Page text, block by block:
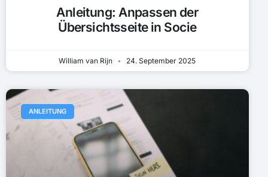
Anleitung: Anpassen der
Übersichtsseite in Socie
William van Rijn 24. September 2025
ANLEITUNG